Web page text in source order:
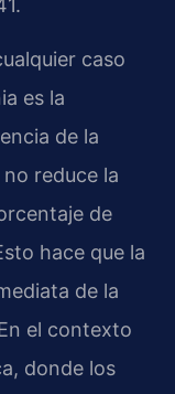
caso
es la
de la
reduce la
de
hace que la
de la
el contexto
donde los